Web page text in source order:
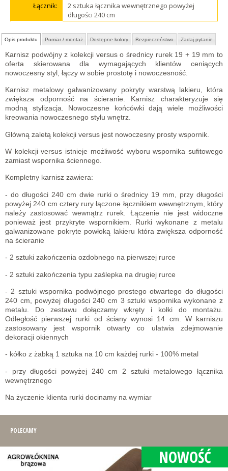
Łącznik:
2 sztuka łącznika wewnętrznego powyżej
długości 240 cm
Opis produktu Pomiar / montaż Dostępne kolory Bezpieczeństwo Zadaj pytanie
Karnisz podwójny z kolekcji versus o średnicy rurek 19 + 19 mm to
oferta skierowana dla wymagających klientów ceniących
nowoczesny styl, łączy w sobie prostotę i nowoczesność.
Karnisz metalowy galwanizowany pokryty warstwą lakieru, która
zwiększa odporność na ścieranie. Karnisz charakteryzuje się
modną stylizacja. Nowoczesne końcówki dają wiele możliwości
kreowania nowoczesnego stylu wnętrz.
Główną zaletą kolekcji versus jest nowoczesny prosty wspornik.
W kolekcji versus istnieje możliwość wyboru wspornika sufitowego
zamiast wspornika ściennego.
Kompletny karnisz zawiera:
- do długości 240 cm dwie rurki o średnicy 19 mm, przy długości
powyżej 240 cm cztery rury łączone łącznikiem wewnętrznym, który
należy zastosować wewnątrz rurek. Łączenie nie jest widoczne
ponieważ jest przykryte wspornikiem. Rurki wykonane z metalu
galwanizowane pokryte powłoką lakieru która zwiększa odporność
na ścieranie
- 2 sztuki zakończenia ozdobnego na pierwszej rurce
- 2 sztuki zakończenia typu zaślepka na drugiej rurce
- 2 sztuki wspornika podwójnego prostego otwartego do długości
240 cm, powyżej długości 240 cm 3 sztuki wspornika wykonane z
metalu. Do zestawu dołączamy wkręty i kołki do montażu.
Odległość pierwszej rurki od ściany wynosi 14 cm. W karniszu
zastosowany jest wspornik otwarty co ułatwia zdejmowanie
dekoracji okiennych
- kółko z żabką 1 sztuka na 10 cm każdej rurki - 100% metal
- przy długości powyżej 240 cm 2 sztuki metalowego łącznika
wewnętrznego
Na życzenie klienta rurki docinamy na wymiar
POLECAMY
NOWOŚĆ